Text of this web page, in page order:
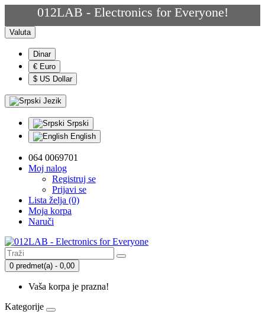
012LAB - Electronics for Everyone!
Valuta
Dinar
€ Euro
$ US Dollar
Jezik
Srpski
English
064 0069701
Moj nalog
Registruj se
Prijavi se
Lista želja (0)
Moja korpa
Naruči
0 predmet(a) - 0,00
Vaša korpa je prazna!
Kategorije